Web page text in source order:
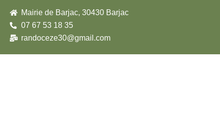
Mairie de Barjac, 30430 Barjac
07 67 53 18 35
randoceze30@gmail.com